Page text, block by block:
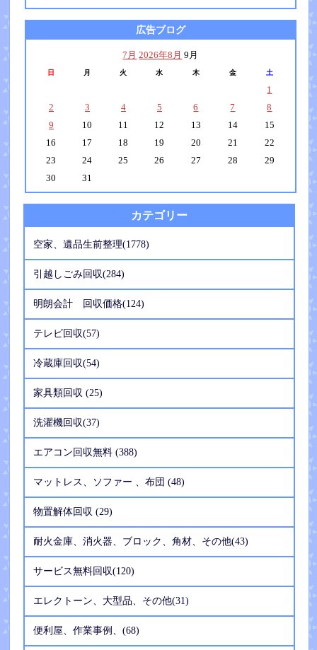
広告ブログ
7月 2026年8月 9月
日 月 火 水 木 金 土
1
2
3 4 5 6 7
8
9
10 11 12 13 14
15
16
17 18 19 20 21
22
23
24 25 26 27 28
29
30
31
カテゴリー
空家、遺品生前整理(1778)
引越しごみ回収(284)
明朗会計 回収価格(124)
テレビ回収(57)
冷蔵庫回収(54)
家具類回収 (25)
洗濯機回収(37)
エアコン回収無料 (388)
マットレス、ソファー 、布団 (48)
物置解体回収 (29)
耐火金庫、消火器、ブロック、角材、その他(43)
サービス無料回収(120)
エレクトーン、大型品、その他(31)
便利屋、作業事例、(68)